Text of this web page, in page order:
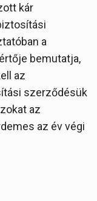
kár
a
bemutatja,
az
szerződésük
az
az év végi